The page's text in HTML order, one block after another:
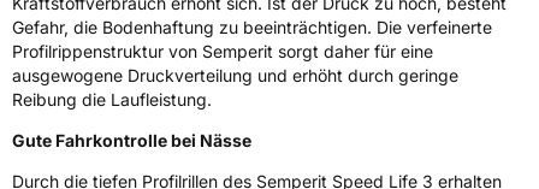
Allgemeine Produktsicherheit (GPSR)
Herstellerkontakt Continental Reifen Deutschland GmbH,
Continental-Plaza 1 30175 Hannover
customerservice_tires@conti.de
Gefahr, die Bodenhaftung zu beeinträchtigen. Die verfeinerte
Profilrippenstruktur von Semperit sorgt daher für eine
ausgewogene Druckverteilung und erhöht durch geringe
Reibung die Laufleistung.
Gute Fahrkontrolle bei Nässe
Durch die tiefen Profilrillen des Semperit Speed Life 3 erhalten